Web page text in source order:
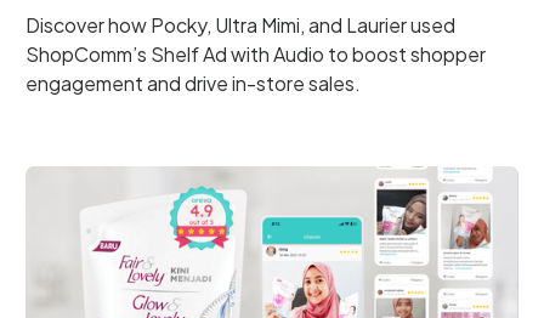
Discover how Pocky, Ultra Mimi, and Laurier used
ShopComm’s Shelf Ad with Audio to boost shopper
engagement and drive in-store sales.